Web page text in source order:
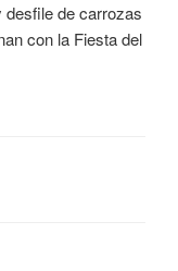
desfile de carrozas
con la Fiesta del